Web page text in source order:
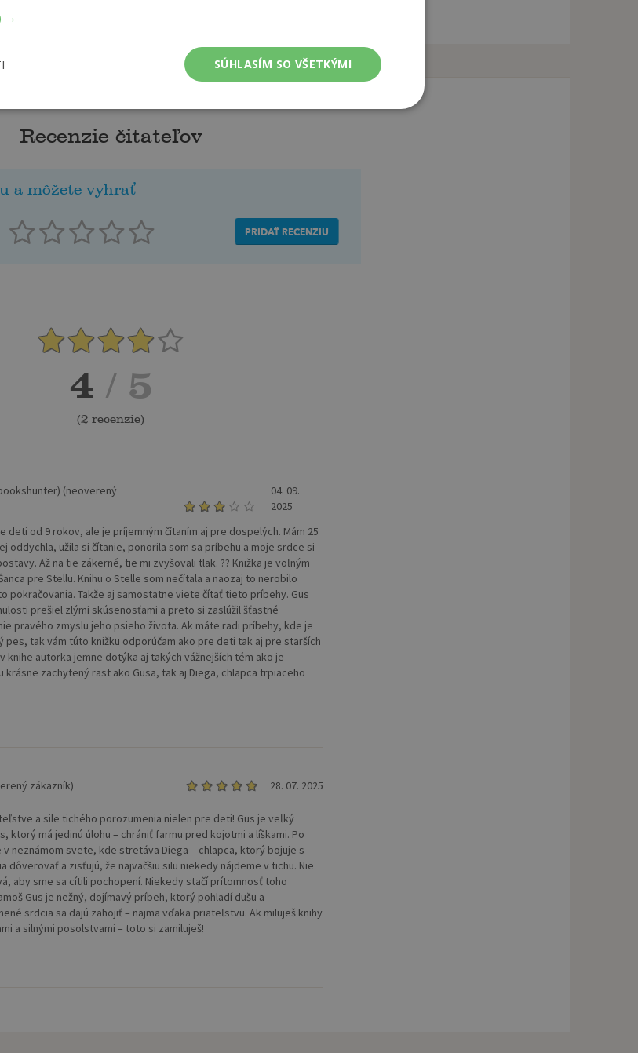
Recenzie čitateľov
a môžete vyhrať
PRIDAŤ RECENZIU
4 / 5
(2 recenzie)
(neoverený
04. 09.
2025
deti od 9 rokov, ale je príjemným čítaním aj pre dospelých. Mám 25
oddychla, užila si čítanie, ponorila som sa príbehu a moje srdce si
Až na tie zákerné, tie mi zvyšovali tlak. ?? Knižka je voľným
pre Stellu. Knihu o Stelle som nečítala a naozaj to nerobilo
pokračovania. Takže aj samostatne viete čítať tieto príbehy. Gus
prešiel zlými skúsenosťami a preto si zaslúžil šťastné
pravého zmyslu jeho psieho života. Ak máte radi príbehy, kde je
pes, tak vám túto knižku odporúčam ako pre deti tak aj pre starších
knihe autorka jemne dotýka aj takých vážnejších tém ako je
krásne zachytený rast ako Gusa, tak aj Diega, chlapca trpiaceho
zákazník) 28. 07. 2025
a sile tichého porozumenia nielen pre deti! Gus je veľký
ktorý má jedinú úlohu – chrániť farmu pred kojotmi a líškami. Po
v neznámom svete, kde stretáva Diega – chlapca, ktorý bojuje s
dôverovať a zisťujú, že najväčšiu silu niekedy nájdeme v tichu. Nie
aby sme sa cítili pochopení. Niekedy stačí prítomnosť toho
Gus je nežný, dojímavý príbeh, ktorý pohladí dušu a
srdcia sa dajú zahojiť – najmä vďaka priateľstvu. Ak miluješ knihy
a silnými posolstvami – toto si zamiluješ!
→
SÚHLASÍM SO VŠETKÝMI